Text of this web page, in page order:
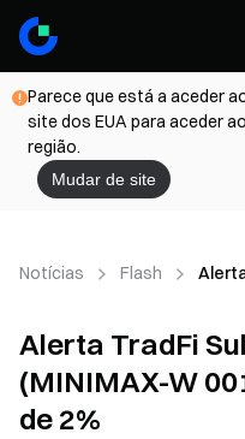
Parece que está a aceder
site dos EUA para aceder
região.
Mudar de site
Notícias Flash
Alerta TradFi
(MINIMAX-W
de 2%